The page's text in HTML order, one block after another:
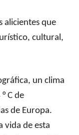
alicientes que
cultural,
un clima
C de
de Europa.
vida de esta